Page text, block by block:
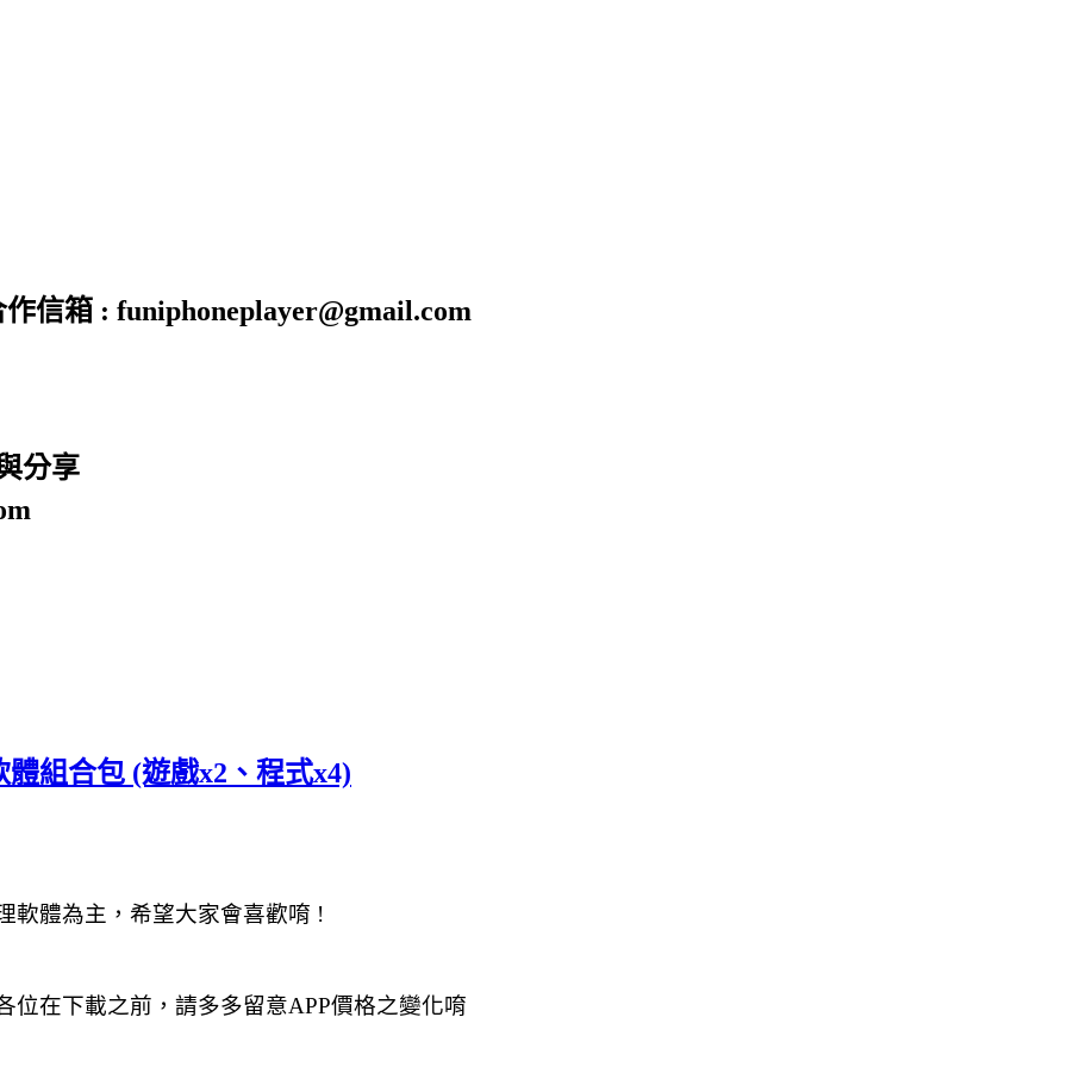
信箱 : funiphoneplayer@gmail.com
分享
組合包 (遊戲x2、程式x4)
軟體為主，希望大家會喜歡唷 !
位在下載之前，請多多留意APP價格之變化唷